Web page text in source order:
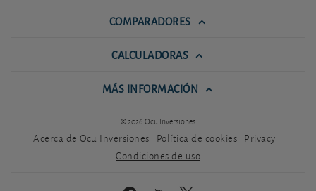
COMPARADORES
CALCULADORAS
MÁS INFORMACIÓN
© 2026 Ocu Inversiones
Acerca de Ocu Inversiones Política de cookies Privacy
Condiciones de uso